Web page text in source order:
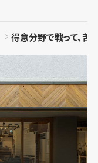
得意分野で戦って、苦